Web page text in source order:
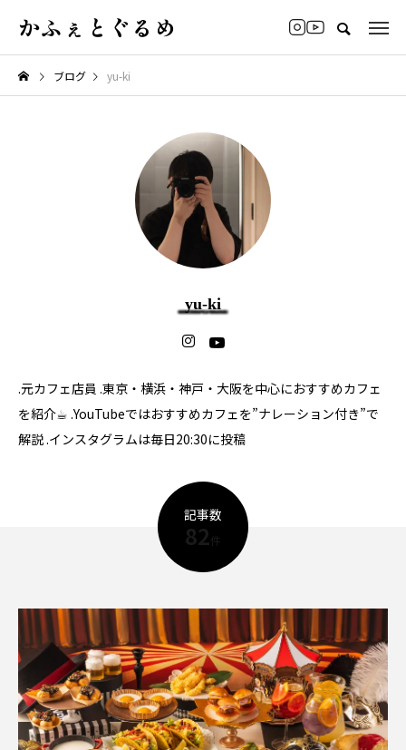
かふぇとぐるめ
ブログ yu-ki
yu-ki
.元カフェ店員 .東京・横浜・神戸・大阪を中心におすすめカフェ
を紹介☕︎ .YouTubeではおすすめカフェを”ナレーション付き”で
解説 .インスタグラムは毎日20:30に投稿
記事数
82件